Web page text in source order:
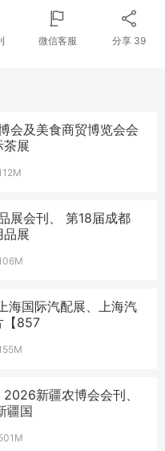
微信客服 分享 39
会及美食商贸博览会会
茶展
展会刊、 第18届成都
品展
海国际汽配展、上海汽
【857
2026新疆农博会会刊、
疆国